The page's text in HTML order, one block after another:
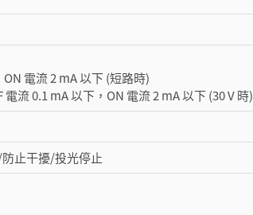
電流 2 mA 以下 (短路時)
流 0.1 mA 以下，ON 電流 2 mA 以下 (30 V 時)
止干擾/投光停止